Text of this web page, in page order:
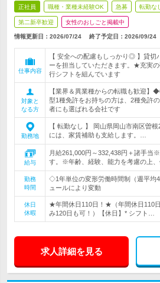
正社員 職種・業種未経験OK 急募 転勤な
第二新卒歓迎 女性のおしごと掲載中
情報更新日：2026/07/24 終了予定日： 2026/09/24
仕事内容
【 安全への配慮もしっかり◎ 】貸切
ーを担当していただきます。★充実
行シフトを組んでいます
対象と
なる方
【業界＆異業種からの転職も歓迎
型1種免許をお持ちの方は、2種免許
者にも選ばれる会社です
勤務地
【 転勤なし 】 岡山県岡山市南区曽
には、家賃補助も支給します。…
給与
月給261,000円～332,438円＋諸手当
す。※年齢、経験、能力を考慮の上、
勤務
時間
◇1年単位の変形労働時間制（週平均
ュールにより変動
休日
休暇
★年間休日110日！★（年間休日110
み120日も可！）【休日】* シフト…
求人詳細を見る